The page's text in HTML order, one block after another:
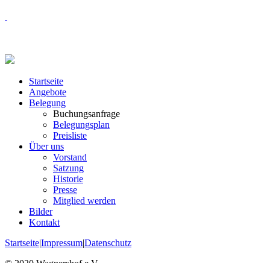
Startseite
Angebote
Belegung
Buchungsanfrage
Belegungsplan
Preisliste
Über uns
Vorstand
Satzung
Historie
Presse
Mitglied werden
Bilder
Kontakt
Startseite|Impressum|Datenschutz